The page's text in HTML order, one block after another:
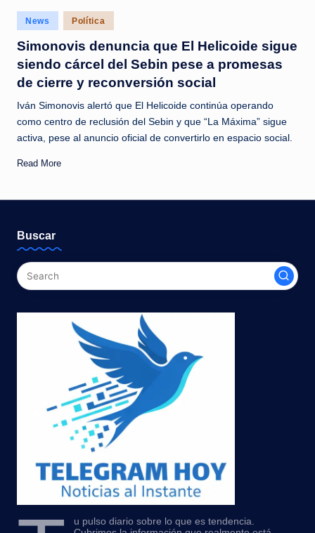
c
i
a
s
a
l
i
n
a
n
t
e
Posted
in
News Política
Simonovis denuncia que El Helicoide sigue
siendo cárcel del Sebin pese a promesas
de cierre y reconversión social
Iván Simonovis alertó que El Helicoide continúa operando
como centro de reclusión del Sebin y que “La Máxima” sigue
activa, pese al anuncio oficial de convertirlo en espacio social.
Read More
Buscar
u pulso diario sobre lo que es tendencia.